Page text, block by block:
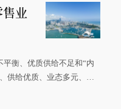
录取通知书。
业
衡、优质供给不足和“内
供给优质、业态多元、智